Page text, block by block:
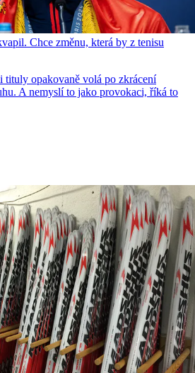
Chce změnu, která by z tenisu
tituly opakovaně volá po zkrácení
A nemyslí to jako provokaci, říká to